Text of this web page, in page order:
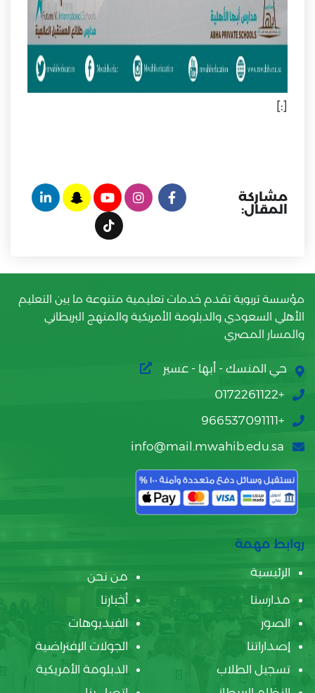
[:]
مشاركة
المقال:
مؤسسة تربوية تقدم خدمات تعليمية متنوعة ما بين التعليم
الأهلي السعودي والدبلومة الأمريكية والمنهج البريطاني
والمسار المصري
حي المنسك - أبها - عسير
+0172261122
+966537091111
info@mail.mwahib.edu.sa
روابط مهمة
الرئيسية
من نحن
مدارسنا
أخبارنا
الصور
الفيديوهات
إصداراتنا
الجولات الإفتراضية
تسجيل الطلاب
الدبلومة الأمريكية